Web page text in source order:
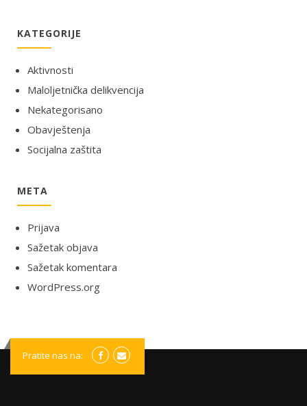
KATEGORIJE
Aktivnosti
Maloljetnička delikvencija
Nekategorisano
Obavještenja
Socijalna zaštita
META
Prijava
Sažetak objava
Sažetak komentara
WordPress.org
Pratite nas na: